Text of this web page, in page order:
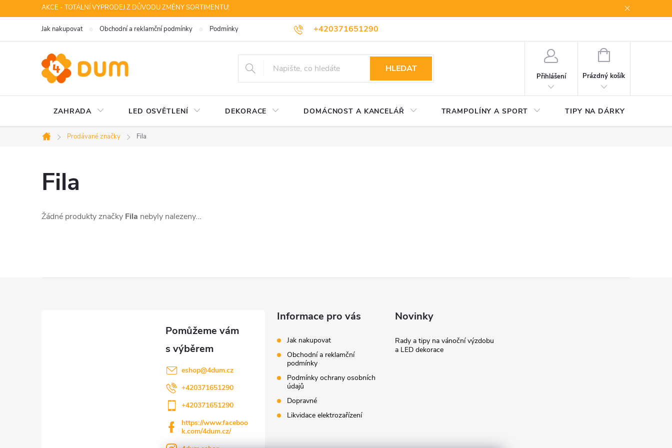
na
AKCE - TOTÁLNÍ VÝPRODEJ Z DŮVODU ZMĚNY SORTIMENTU!
+420371651290
Jak nakupovat Obchodní a reklamční podmínky Podmínky ochrany osobních údajů Dopravné Likvidace elektrozařízení
HLEDAT
Přihlášení
NÁKUPNÍ
Prázdný košík
ZAHRADA LED OSVĚTLENÍ DEKORACE DOMÁCNOST A KANCELÁŘ TRAMPOLÍNY A SPORT TIPY NA DÁRKY
Domů
Prodávané značky Fila
Fila
Žádné produkty značky Fila nebyly nalezeny...
eshop@4dum.cz
+420371651290
+420371651290
https://www.faceboo
k.com/4dum.cz/
Informace pro vás
Jak nakupovat
Obchodní a reklamční
podmínky
Podmínky ochrany osobních
údajů
Dopravné
Likvidace elektrozařízení
Novinky
Rady a tipy na vánoční výzdobu
a LED dekorace